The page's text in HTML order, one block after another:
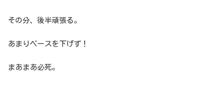
その分、後半頑張る。
あまりペースを下げず！
まあまあ必死。